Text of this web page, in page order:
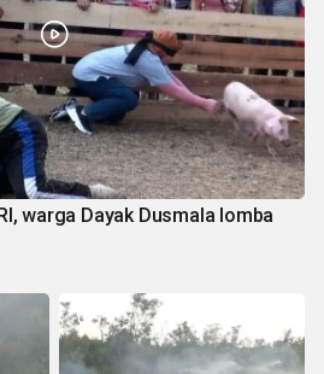
warga Dayak Dusmala lomba